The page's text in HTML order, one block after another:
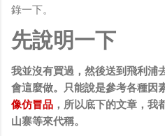
錄一下。
先說明一下
我並沒有買過，然後送到飛利浦
會這麼做。只能說是參考各種因
像仿冒品 ，所以底下的文章，我
山寨等來代稱。